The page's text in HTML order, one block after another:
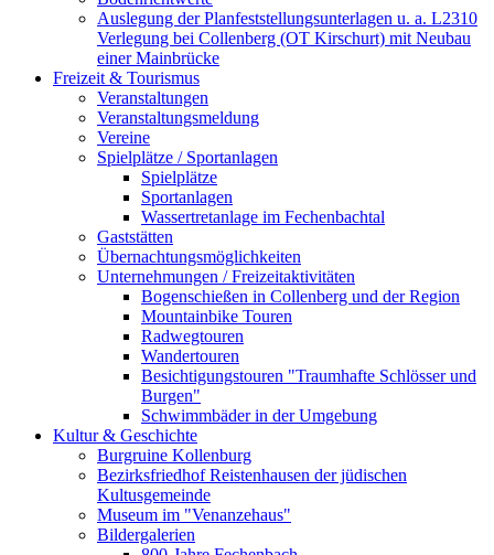
Auslegung der Planfeststellungsunterlagen u. a. L2310
Verlegung bei Collenberg (OT Kirschurt) mit Neubau
einer Mainbrücke
Freizeit & Tourismus
Veranstaltungen
Veranstaltungsmeldung
Vereine
Spielplätze / Sportanlagen
Spielplätze
Sportanlagen
Wassertretanlage im Fechenbachtal
Gaststätten
Übernachtungsmöglichkeiten
Unternehmungen / Freizeitaktivitäten
Bogenschießen in Collenberg und der Region
Mountainbike Touren
Radwegtouren
Wandertouren
Besichtigungstouren "Traumhafte Schlösser und
Burgen"
Schwimmbäder in der Umgebung
Kultur & Geschichte
Burgruine Kollenburg
Bezirksfriedhof Reistenhausen der jüdischen
Kultusgemeinde
Museum im "Venanzehaus"
Bildergalerien